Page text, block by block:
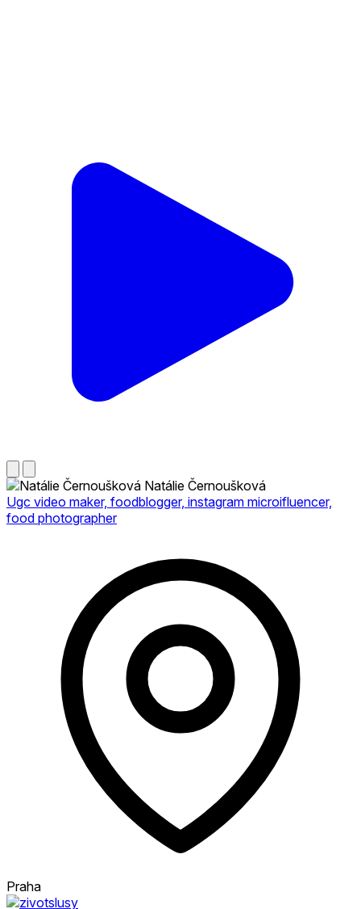
Natálie Černoušková
Ugc video maker, foodblogger, instagram microifluencer,
food photographer
Praha